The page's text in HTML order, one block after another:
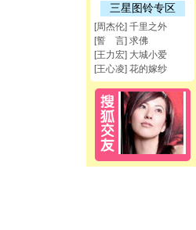
三星图铃专区
[周杰伦] 千里之外
[誓 言] 求佛
[王力宏] 大城小爱
[王心凌] 花的嫁纱